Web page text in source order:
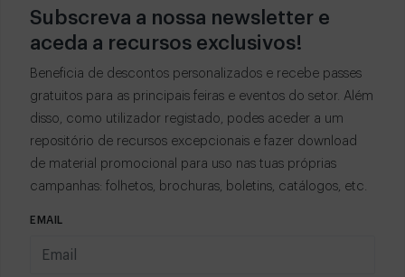
Subscreva a nossa newsletter e
aceda a recursos exclusivos!
Beneficia de descontos personalizados e recebe passes
gratuitos para as principais feiras e eventos do setor. Além
disso, como utilizador registado, podes aceder a um
repositório de recursos excepcionais e fazer download
de material promocional para uso nas tuas próprias
campanhas: folhetos, brochuras, boletins, catálogos, etc.
EMAIL